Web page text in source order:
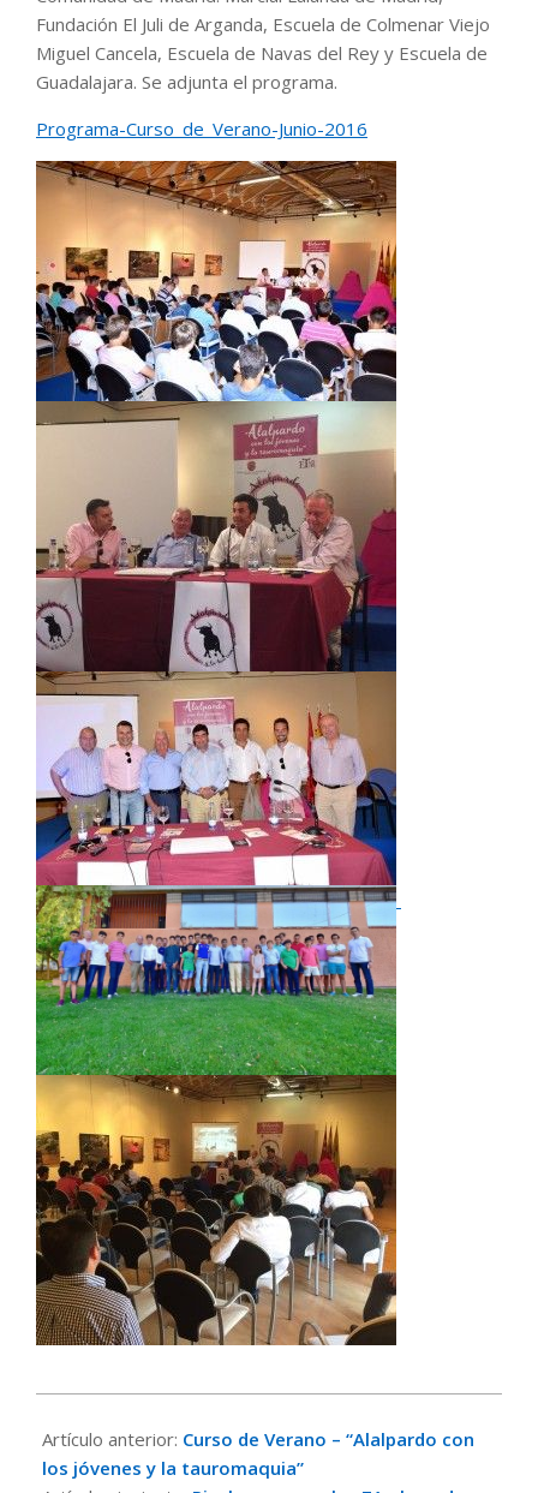
Fundación El Juli de Arganda, Escuela de Colmenar Viejo
Miguel Cancela, Escuela de Navas del Rey y Escuela de
Guadalajara. Se adjunta el programa.
Programa-Curso_de_Verano-Junio-2016
06-
24
Artículo anterior: Curso de Verano – “Alalpardo con
los jóvenes y la tauromaquia”